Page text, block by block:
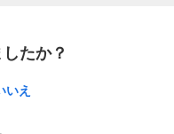
たか？
いえ